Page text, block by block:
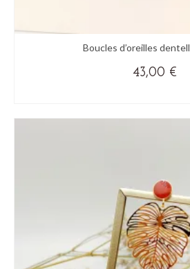
Boucles d’oreilles
43,00 €
Les
options
peuvent
être
choisies
sur
la